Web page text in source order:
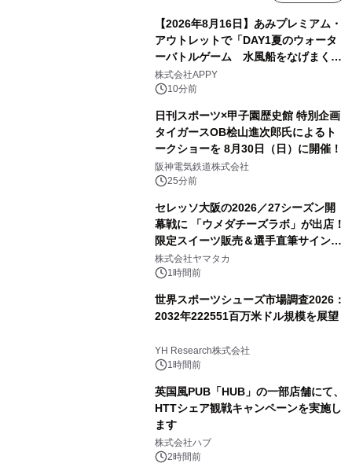
【2026年8月16日】あみプレミアム・
アウトレットで「DAY1夏のウォータ
ーバトルゲーム 水風船をなげまくろ
う！」を開催
株式会社APPY
10分前
日刊スポーツ×甲子園歴史館 特別企画
タイガースOB桧山進次郎氏によるト
ークショーを 8月30日（日）に開催！
阪神電気鉄道株式会社
25分前
セレッソ大阪の2026／27シーズン開
幕戦に 「ウメダチーズラボ」が出店！
限定スイーツ販売＆選手直筆サイング
ッズが当たる抽選会を 8月8日に開催
株式会社ヤマタカ
1時間前
世界スポーツシューズ市場調査2026：
2032年222551百万米ドル規模を展望
YH Research株式会社
1時間前
英国風PUB「HUB」の一部店舗にて、
HTTシェア観戦キャンペーンを実施し
ます
株式会社ハブ
2時間前